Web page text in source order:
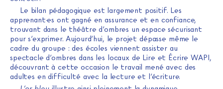
Le bilan pédagogique est largement positif. Les
apprenant·es ont gagné en assurance et en confiance,
trouvant dans le théâtre d’ombres un espace sécurisant
pour s’exprimer. Aujourd’hui, le projet dépasse même le
cadre du groupe : des écoles viennent assister au
spectacle d’ombres dans les locaux de Lire et Écrire WAPI,
découvrant à cette occasion le travail mené avec des
adultes en difficulté avec la lecture et l’écriture.